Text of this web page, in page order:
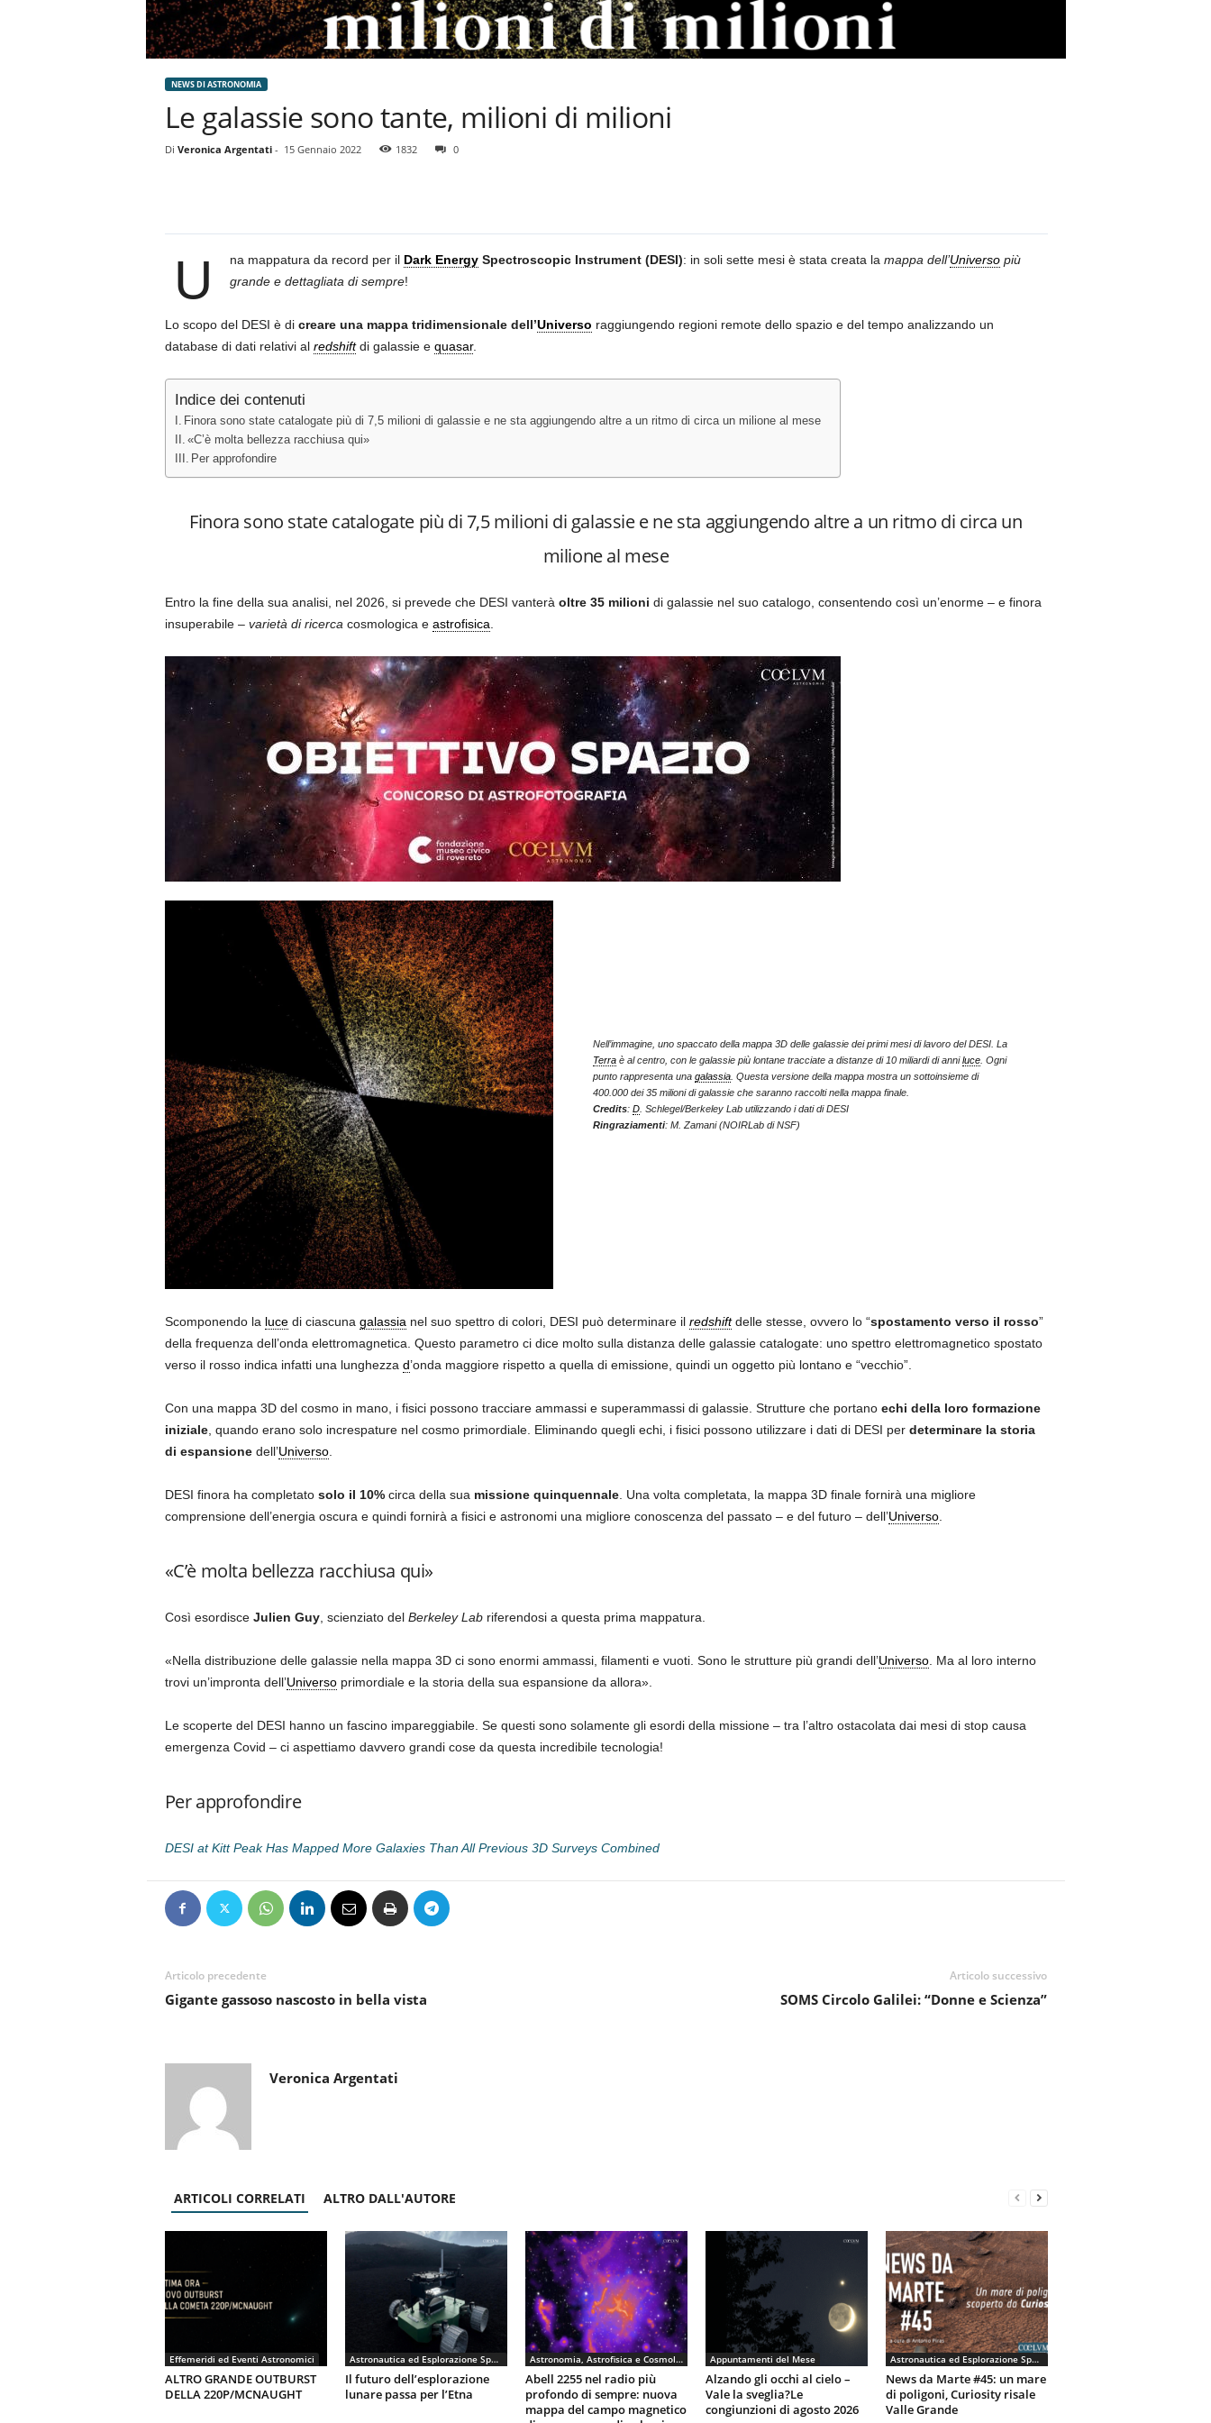
NEWS DI ASTRONOMIA
Le galassie sono tante, milioni di milioni
Di Veronica Argentati- 15 Gennaio 2022 1832 0
U na mappatura da record per il Dark EnergySpectroscopic Instrument (DESI): in soli sette mesi è stata creata la mappa dell’Universopiù
grande e dettagliata di sempre!
Lo scopo del DESI è di creare una mappa tridimensionale dell’Universo raggiungendo regioni remote dello spazio e del tempo analizzando un
database di dati relativi al redshift di galassie e quasar.
Indice dei contenuti
Finora sono state catalogate più di 7,5 milioni di galassie e ne sta aggiungendo altre a un ritmo di circa un milione al mese
«C’è molta bellezza racchiusa qui»
Per approfondire
Finora sono state catalogate più di 7,5 milioni di galassie e ne sta aggiungendo altre a un ritmo di circa un
milione al mese
Entro la fine della sua analisi, nel 2026, si prevede che DESI vanterà oltre 35 milioni di galassie nel suo catalogo, consentendo così un’enorme – e finora
insuperabile – varietà di ricerca cosmologica e astrofisica
Nell’immagine, uno spaccato della mappa 3D delle galassie dei primi mesi di lavoro del DESI. La
Terraè al centro, con le galassie più lontane tracciate a distanze di 10 miliardi di anniluce. Ogni
punto rappresenta una galassia. Questa versione della mappa mostra un sottoinsieme di
400.000 dei 35 milioni di galassie che saranno raccolti nella mappa finale.
Credits: D. Schlegel/Berkeley Lab utilizzando i dati di DESI
Ringraziamenti: M. Zamani (NOIRLab di NSF)
Scomponendo la lucedi ciascuna galassia nel suo spettro di colori, DESI può determinare il redshift delle stesse, ovvero lo “spostamento verso il rosso”
della frequenza dell’onda elettromagnetica. Questo parametro ci dice molto sulla distanza delle galassie catalogate: uno spettro elettromagnetico spostato
verso il rosso indica infatti una lunghezza d’onda maggiore rispetto a quella di emissione, quindi un oggetto più lontano e “vecchio”.
Con una mappa 3D del cosmo in mano, i fisici possono tracciare ammassi e superammassi di galassie. Strutture che portano echi della loro formazione
iniziale, quando erano solo increspature nel cosmo primordiale. Eliminando quegli echi, i fisici possono utilizzare i dati di DESI per determinare la storia
di espansionedell’Universo.
DESI finora ha completato solo il 10%circa della sua missione quinquennale. Una volta completata, la mappa 3D finale fornirà una migliore
comprensione dell’energia oscura e quindi fornirà a fisici e astronomi una migliore conoscenza del passato – e del futuro – dell’Universo.
«C’è molta bellezza racchiusa qui»
Così esordisce Julien Guy, scienziato del Berkeley Labriferendosi a questa prima mappatura.
«Nella distribuzione delle galassie nella mappa 3D ci sono enormi ammassi, filamenti e vuoti. Sono le strutture più grandi dell’Universo. Ma al loro interno
trovi un’impronta dell’Universoprimordiale e la storia della sua espansione da allora».
Le scoperte del DESI hanno un fascino impareggiabile. Se questi sono solamente gli esordi della missione – tra l’altro ostacolata dai mesi di stop causa
emergenza Covid – ci aspettiamo davvero grandi cose da questa incredibile tecnologia!
Per approfondire
DESI at Kitt Peak Has Mapped More Galaxies Than All Previous 3D Surveys Combined
Articolo precedente
Gigante gassoso nascosto in bella vista
Articolo successivo
SOMS Circolo Galilei: “Donne e Scienza”
Veronica Argentati
ARTICOLI CORRELATI ALTRO DALL'AUTORE
Effemeridi ed Eventi Astronomici
ALTRO GRANDE OUTBURST
DELLA 220P/MCNAUGHT
Astronautica ed Esplorazione Spaziale
Il futuro dell’esplorazione
lunare passa per l’Etna
Astronomia, Astrofisica e Cosmologia
Abell 2255 nel radio più
profondo di sempre: nuova
mappa del campo magnetico
Appuntamenti del Mese
Alzando gli occhi al cielo –
Vale la sveglia?Le
congiunzioni di agosto 2026
Astronautica ed Esplorazione Spaziale
News da Marte #45: un mare
di poligoni, Curiosity risale
Valle Grande